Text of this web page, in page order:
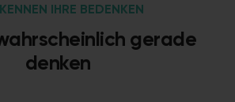
IHRE BEDENKEN
gerade
denken